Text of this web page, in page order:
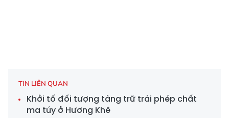
TIN LIÊN QUAN
Khởi tố đối tượng tàng trữ trái phép chất
ma túy ở Hương Khê